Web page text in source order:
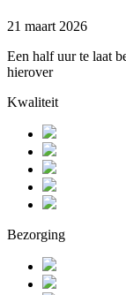
21 maart 2026
Een half uur te laat
hierover
Kwaliteit
Bezorging